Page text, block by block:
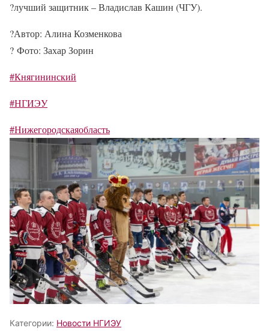
?лучший защитник – Владислав Кашин (ЧГУ).
?Автор: Алина Козменкова
? Фото: Захар Зорин
#Княгининский
#НГИЭУ
#Нижегородскаяобласть
Категории: Новости НГИЭУ